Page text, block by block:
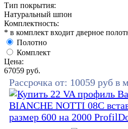
Тип покрытия:
Натуральный шпон
Комплектность:
* в комплект входит дверное
Полотно
Комплект
Цена:
67059 руб.
Рассрочка от: 10059 руб в